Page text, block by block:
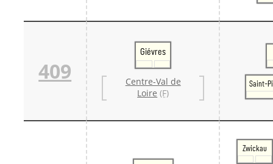
409
Giévres
Centre-Val de
Loire (F)
Saint-
Zwickau